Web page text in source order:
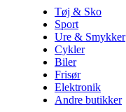
Tøj & Sko
Sport
Ure & Smykker
Cykler
Biler
Frisør
Elektronik
Andre butikker